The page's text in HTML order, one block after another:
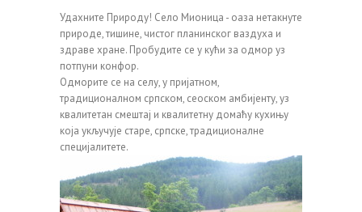
Удахните Природу! Село Мионица - оаза нетакнуте
природе, тишине, чистог планинског ваздуха и
здраве хране. Пробудите се у кући за одмор уз
потпуни конфор.
Одморите се на селу, у пријатном,
традиционалном српском, сеоском амбијенту, уз
квалитетан смештај и квалитетну домаћу кухињу
која укључује старе, српске, традиционалне
специјалитете.